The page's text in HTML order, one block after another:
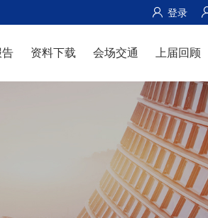
登录
告 资料下载 会场交通 上届回顾